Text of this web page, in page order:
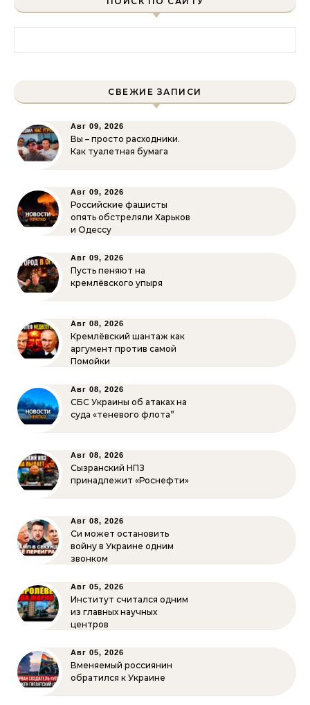
СВЕЖИЕ ЗАПИСИ
Авг 09, 2026
Вы – просто расходники.
Как туалетная бумага
Авг 09, 2026
Российские фашисты
опять обстреляли Харьков
и Одессу
Авг 09, 2026
Пусть пеняют на
кремлёвского упыря
Авг 08, 2026
Кремлёвский шантаж как
аргумент против самой
Помойки
Авг 08, 2026
СБС Украины об атаках на
суда «теневого флота”
Авг 08, 2026
Сызранский НПЗ
принадлежит «Роснефти»
Авг 08, 2026
Си может остановить
войну в Украине одним
звонком
Авг 05, 2026
Институт считался одним
из главных научных
центров
Авг 05, 2026
Вменяемый россиянин
обратился к Украине